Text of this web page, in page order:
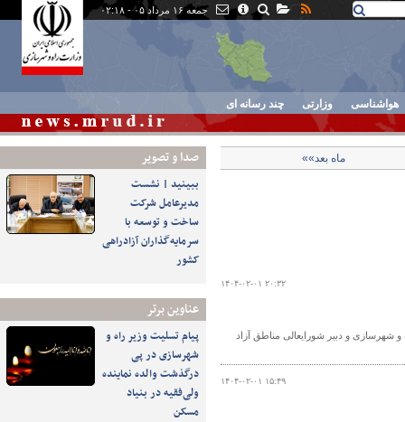
جمعه ۱۶ مرداد ۰۵ - ۰۲:۱۸
هواشناسی وزارتی چند رسانه ای
صدا و تصوير
ببینید | نشست
مدیرعامل شرکت
ساخت و توسعه با
سرمایه‌گذاران آزادراهی
کشور
عناوین برتر
پیام تسلیت وزیر راه و
شهرسازی در پی
درگذشت والده نماینده
ولی‌فقیه در بنیاد
مسکن
ماه بعد»»
۱۴۰۴-۰۲-۰۱ ۲۰:۳۲
شهرسازی و دبیر شورایعالی مناطق آزاد
۱۴۰۴-۰۲-۰۱ ۱۵:۴۹